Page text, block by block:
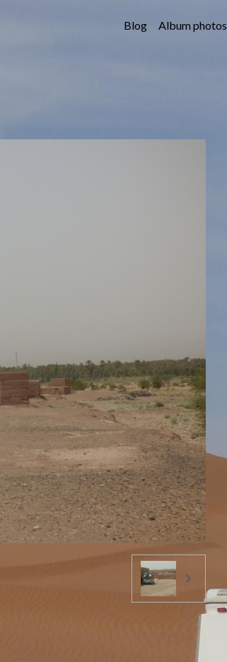
Blog Album photos